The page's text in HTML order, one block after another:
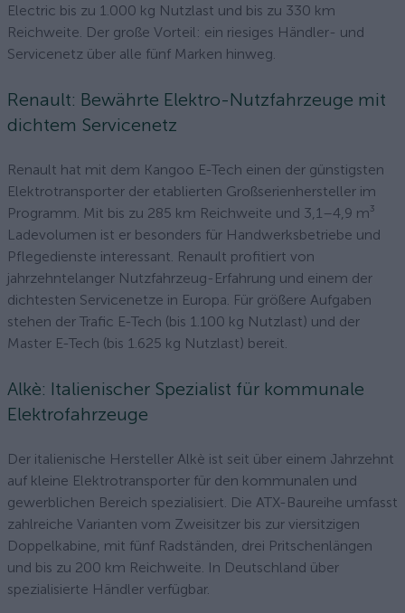
Electric bis zu 1.000 kg Nutzlast und bis zu 330 km
Reichweite. Der große Vorteil: ein riesiges Händler- und
Servicenetz über alle fünf Marken hinweg.
Renault: Bewährte Elektro-Nutzfahrzeuge mit
dichtem Servicenetz
Renault hat mit dem Kangoo E-Tech einen der günstigsten
Elektrotransporter der etablierten Großserienhersteller im
Programm. Mit bis zu 285 km Reichweite und 3,1–4,9 m³
Ladevolumen ist er besonders für Handwerksbetriebe und
Pflegedienste interessant. Renault profitiert von
jahrzehntelanger Nutzfahrzeug-Erfahrung und einem der
dichtesten Servicenetze in Europa. Für größere Aufgaben
stehen der Trafic E-Tech (bis 1.100 kg Nutzlast) und der
Master E-Tech (bis 1.625 kg Nutzlast) bereit.
Alkè: Italienischer Spezialist für kommunale
Elektrofahrzeuge
Der italienische Hersteller Alkè ist seit über einem Jahrzehnt
auf kleine Elektrotransporter für den kommunalen und
gewerblichen Bereich spezialisiert. Die ATX-Baureihe umfasst
zahlreiche Varianten vom Zweisitzer bis zur viersitzigen
Doppelkabine, mit fünf Radständen, drei Pritschenlängen
und bis zu 200 km Reichweite. In Deutschland über
spezialisierte Händler verfügbar.